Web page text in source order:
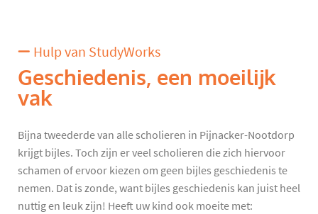
Hulp van StudyWorks
Geschiedenis, een moeilijk
vak
Bijna tweederde van alle scholieren in Pijnacker-Nootdorp
krijgt bijles. Toch zijn er veel scholieren die zich hiervoor
schamen of ervoor kiezen om geen bijles geschiedenis te
nemen. Dat is zonde, want bijles geschiedenis kan juist heel
nuttig en leuk zijn! Heeft uw kind ook moeite met: